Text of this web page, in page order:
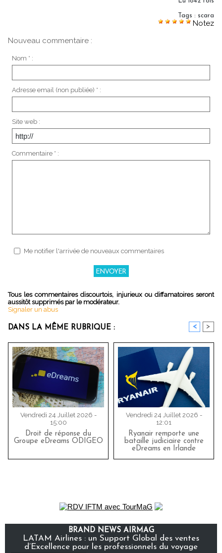
Tags : scara
Notez
Nouveau commentaire :
Nom * :
Adresse email (non publiée) * :
Site web :
Commentaire * :
Me notifier l'arrivée de nouveaux commentaires
Tous les commentaires discourtois, injurieux ou diffamatoires seront
aussitôt supprimés par le modérateur.
Signaler un abus
DANS LA MÊME RUBRIQUE : < >
Vendredi 24 Juillet 2026 -
15:00
Droit de réponse du
Groupe eDreams ODIGEO
Vendredi 24 Juillet 2026 -
12:01
Ryanair remporte une
bataille judiciaire contre
eDreams en Irlande
BRAND NEWS AIRMAG
LATAM Airlines : un Support Global des ventes
d’Excellence pour les professionnels du voyage